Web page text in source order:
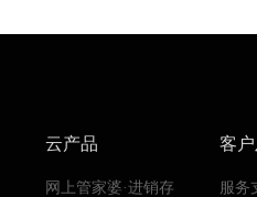
云产品
网上管家婆·进销存
客
服务